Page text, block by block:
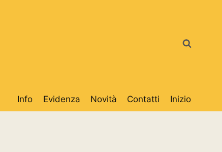
Info Evidenza Novità Contatti Inizio